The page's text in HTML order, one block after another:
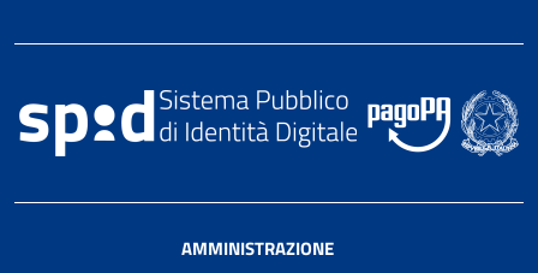
AMMINISTRAZIONE